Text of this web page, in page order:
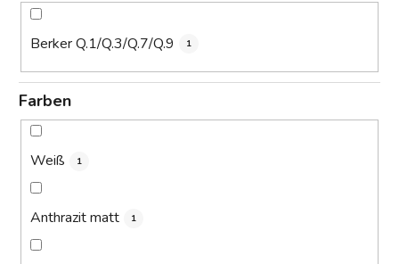
Berker Q.1/Q.3/Q.7/Q.9 1
Farben
Weiß 1
Anthrazit matt 1